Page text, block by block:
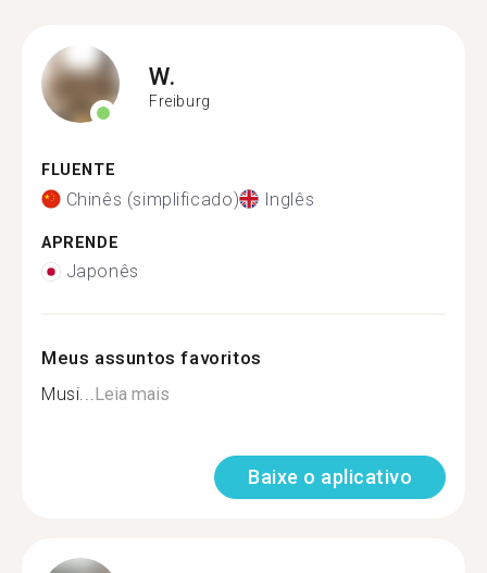
W.
Freiburg
FLUENTE
Chinês (simplificado) Inglês
APRENDE
Japonês
Meus assuntos favoritos
Musi...Leia mais
Baixe o aplicativo